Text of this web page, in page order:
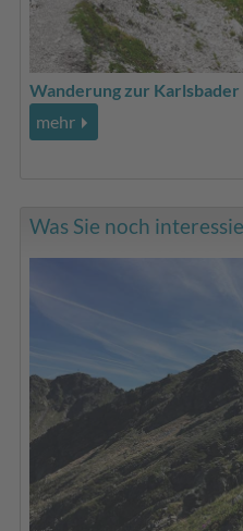
Wanderung zur
mehr
Was Sie noch